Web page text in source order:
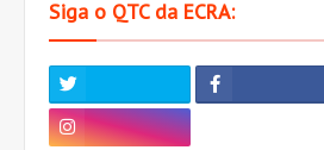
Siga o QTC da ECRA: